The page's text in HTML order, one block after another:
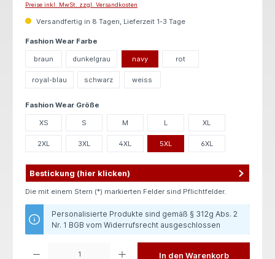
Preise inkl. MwSt. zzgl. Versandkosten
Versandfertig in 8 Tagen, Lieferzeit 1-3 Tage
Fashion Wear Farbe
braun dunkelgrau navy rot
royal-blau schwarz weiss
Fashion Wear Größe
XS S M L XL
2XL 3XL 4XL 5XL 6XL
Bestickung (hier klicken)
Die mit einem Stern (*) markierten Felder sind Pflichtfelder.
Personalisierte Produkte sind gemäß § 312g Abs. 2
Nr. 1 BGB vom Widerrufsrecht ausgeschlossen
In den Warenkorb